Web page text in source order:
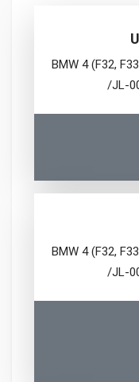
BMW 4 (F32,
/JL-
BMW 4 (F32,
/JL-